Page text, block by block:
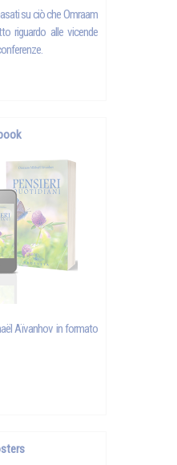
su ciò che Omraam
riguardo alle vicende
Aïvanhov in formato